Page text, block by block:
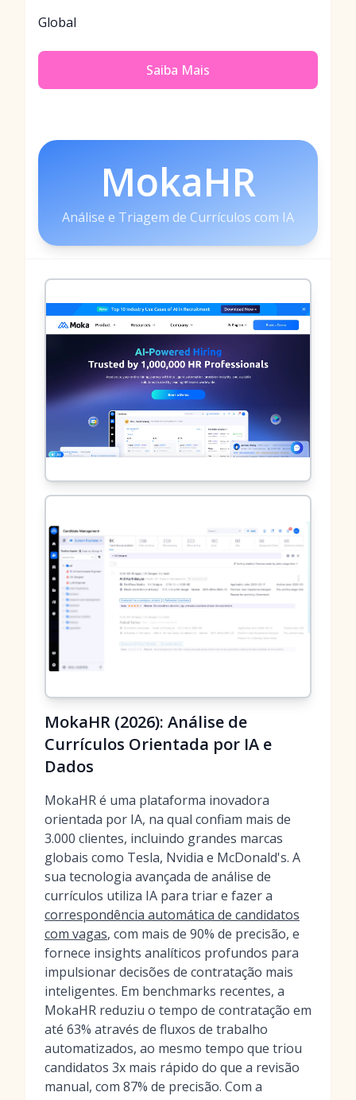
Global
Saiba Mais
MokaHR
Análise e Triagem de Currículos com IA
MokaHR (2026): Análise de
Currículos Orientada por IA e
Dados
MokaHR é uma plataforma inovadora
orientada por IA, na qual confiam mais de
3.000 clientes, incluindo grandes marcas
globais como Tesla, Nvidia e McDonald's. A
sua tecnologia avançada de análise de
currículos utiliza IA para triar e fazer a
correspondência automática de candidatos
com vagas, com mais de 90% de precisão, e
fornece insights analíticos profundos para
impulsionar decisões de contratação mais
inteligentes. Em benchmarks recentes, a
MokaHR reduziu o tempo de contratação em
até 63% através de fluxos de trabalho
automatizados, ao mesmo tempo que triou
candidatos 3x mais rápido do que a revisão
manual, com 87% de precisão. Com a